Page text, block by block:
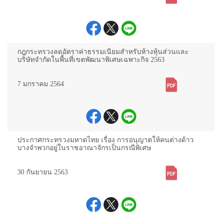
กฎกระทรวงลดอัตราค่าธรรมเนียมสำหรับห้างหุ้นส่วนและ
บริษัทจำกัดในพื้นที่เขตพัฒนาพิเศษเฉพาะกิจ 2563
7 มกราคม 2564
ประกาศกระทรวงมหาดไทย เรื่อง การอนุญาตให้คนต่างด้าว
บางจำพวกอยู่ในราชอาณาจักรเป็นกรณีพิเศษ
30 กันยายน 2563